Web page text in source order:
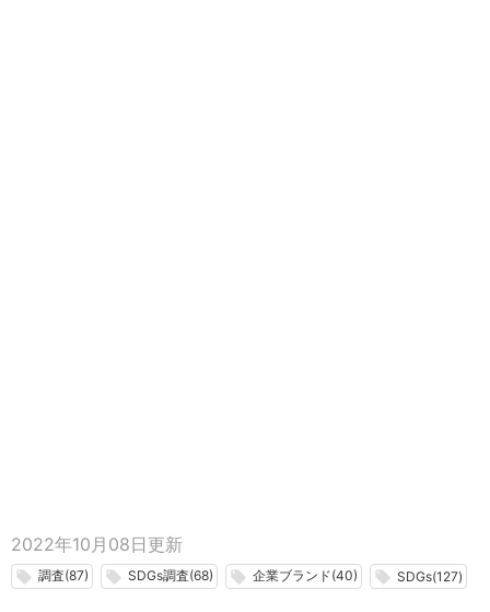
2022年10月08日 更新
local_offer 調査(87) local_offer SDGs調査(68) local_offer 企業ブランド(40) local_offer SDGs(127)